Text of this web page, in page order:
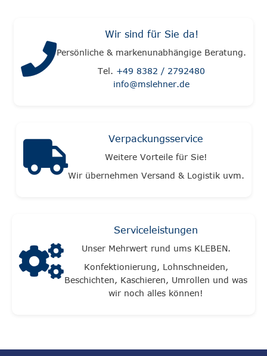
Wir sind für Sie da!
Persönliche & markenunabhängige Beratung.
Tel. +49 8382 / 2792480
info@mslehner.de
Verpackungsservice
Weitere Vorteile für Sie!
Wir übernehmen Versand & Logistik uvm.
Serviceleistungen
Unser Mehrwert rund ums KLEBEN.
Konfektionierung, Lohnschneiden,
Beschichten, Kaschieren, Umrollen und was
wir noch alles können!